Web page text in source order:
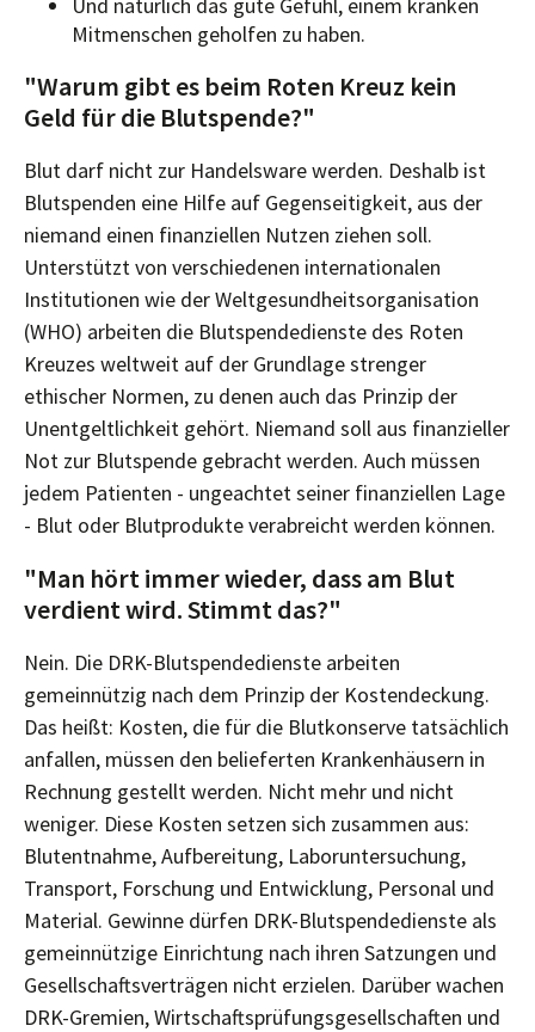
Mitmenschen geholfen zu haben.
"Warum gibt es beim Roten Kreuz kein
Geld für die Blutspende?"
Blut darf nicht zur Handelsware werden. Deshalb ist
Blutspenden eine Hilfe auf Gegenseitigkeit, aus der
niemand einen finanziellen Nutzen ziehen soll.
Unterstützt von verschiedenen internationalen
Institutionen wie der Weltgesundheitsorganisation
(WHO) arbeiten die Blutspendedienste des Roten
Kreuzes weltweit auf der Grundlage strenger
ethischer Normen, zu denen auch das Prinzip der
Unentgeltlichkeit gehört. Niemand soll aus finanzieller
Not zur Blutspende gebracht werden. Auch müssen
jedem Patienten - ungeachtet seiner finanziellen Lage
- Blut oder Blutprodukte verabreicht werden können.
"Man hört immer wieder, dass am Blut
verdient wird. Stimmt das?"
Nein. Die DRK-Blutspendedienste arbeiten
gemeinnützig nach dem Prinzip der Kostendeckung.
Das heißt: Kosten, die für die Blutkonserve tatsächlich
anfallen, müssen den belieferten Krankenhäusern in
Rechnung gestellt werden. Nicht mehr und nicht
weniger. Diese Kosten setzen sich zusammen aus:
Blutentnahme, Aufbereitung, Laboruntersuchung,
Transport, Forschung und Entwicklung, Personal und
Material. Gewinne dürfen DRK-Blutspendedienste als
gemeinnützige Einrichtung nach ihren Satzungen und
Gesellschaftsverträgen nicht erzielen. Darüber wachen
DRK-Gremien, Wirtschaftsprüfungsgesellschaften und